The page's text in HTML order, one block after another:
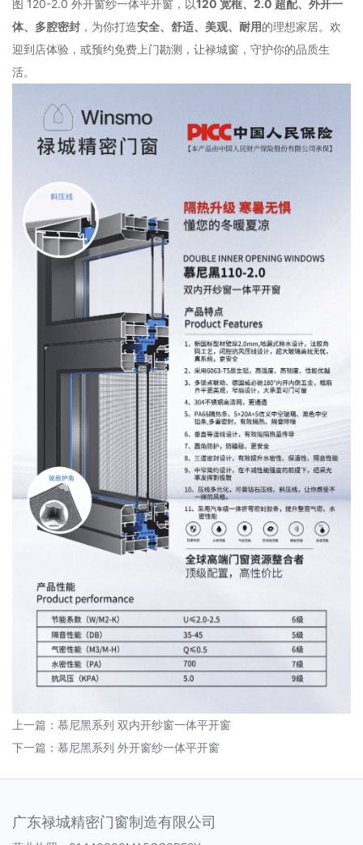
图 120-2.0 外开窗纱一体平开窗，以120 宽框、2.0 超配、外开一
体、多腔密封 ，为你打造安全、舒适、美观、耐用的理想家居。欢
迎到店体验，或预约免费上门勘测，让禄城窗，守护你的品质生
活。
上一篇： 慕尼黑系列 双内开纱窗一体平开窗
下一篇： 慕尼黑系列 外开窗纱一体平开窗
广东禄城精密门窗制造有限公司